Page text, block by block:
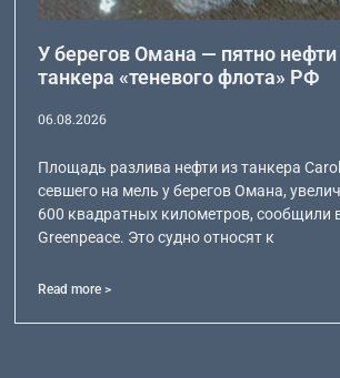
У берегов Омана — пятно нефти
танкера «теневого флота» РФ
06.08.2026
Площадь разлива нефти из танкера
севшего на мель у берегов Омана,
600 квадратных километров, сообщили
Greenpeace. Это судно относят к
Read more >